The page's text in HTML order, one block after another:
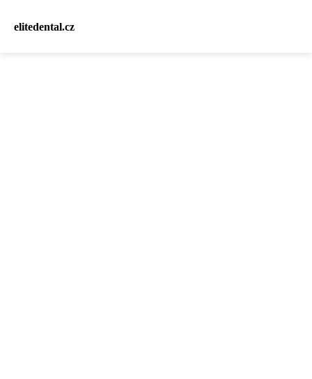
elitedental.cz